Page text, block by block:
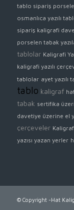
tablo sipariş
osmanlıca yazılı
sipariş kaligrafi
porselen tabak
tablolar Kaligrafi
kaligrafi yazılı
tablolar ayet yazılı
tablo kaligraf
tabak sertifika
davetiye üzerine el
çerçeveler
yazısı yazan yerler
© Copyright -Hat